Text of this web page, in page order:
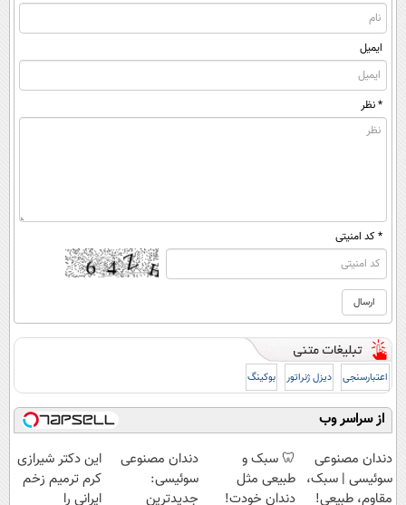
ایمیل
* نظر
* کد امنیتی
اعتبارسنجی دیزل ژنراتور بوکینگ
از سراسر وب
دندان مصنوعی
سوئیسی | سبک،
مقاوم، طبیعی!
🦷 سبک و
طبیعی مثل
دندان خودت!
دندان مصنوعی
سوئیسی:
جدیدترین
این دکتر شیرازی
کرم ترمیم زخم
ایرانی را